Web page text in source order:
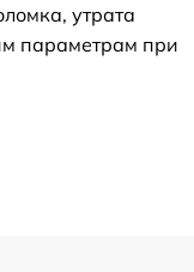
утрата
параметрам при